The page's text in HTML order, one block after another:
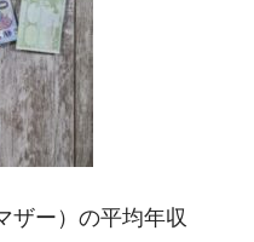
ザー）の平均年収